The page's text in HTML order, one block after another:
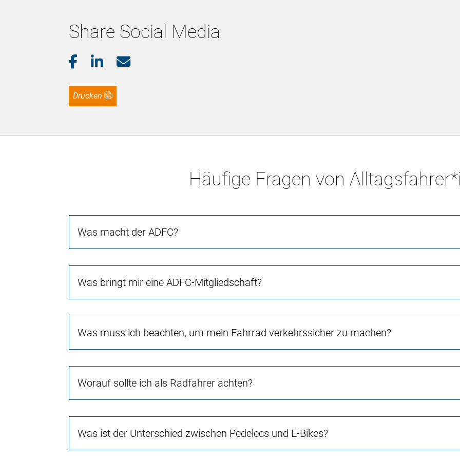
Share Social Media
Drucken
Häufige Fragen von
Was macht der ADFC?
Was bringt mir eine ADFC-Mitgliedschaft?
Was muss ich beachten, um mein Fahrrad verkehrssicher zu machen?
Worauf sollte ich als Radfahrer achten?
Was ist der Unterschied zwischen Pedelecs und E-Bikes?